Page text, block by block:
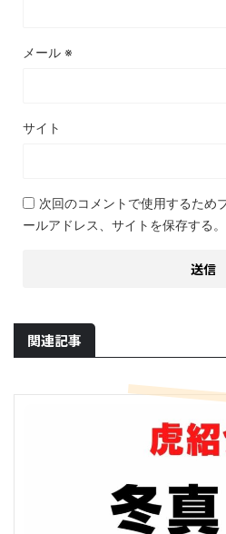
メール ※
サイト
次回のコメントで使用するため
ールアドレス、サイトを保存する。
関連記事